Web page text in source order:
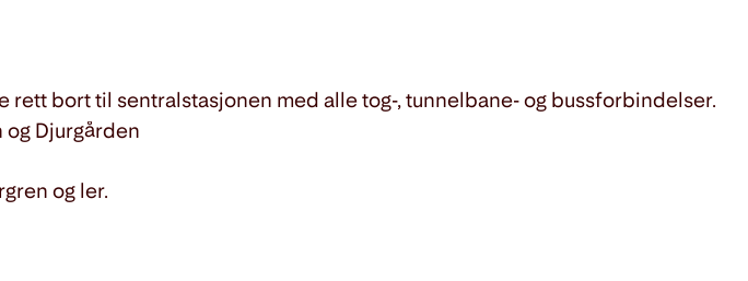
bort til sentralstasjonen med alle tog-, tunnelbane- og bussforbindelser.
og Djurgården
og ler.